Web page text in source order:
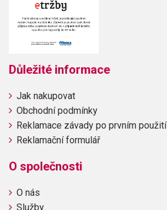
Důležité informace
Jak nakupovat
Obchodní podmínky
Reklamace závady po prvním použití
Reklamační formulář
O společnosti
O nás
Služby